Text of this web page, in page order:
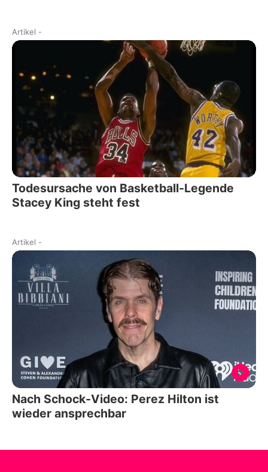
Artikel -
Todesursache von Basketball-Legende
Stacey King steht fest
Artikel -
Nach Schock-Video: Perez Hilton ist
wieder ansprechbar